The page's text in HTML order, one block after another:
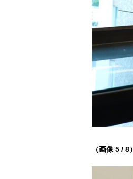
（画像 5 / 8）